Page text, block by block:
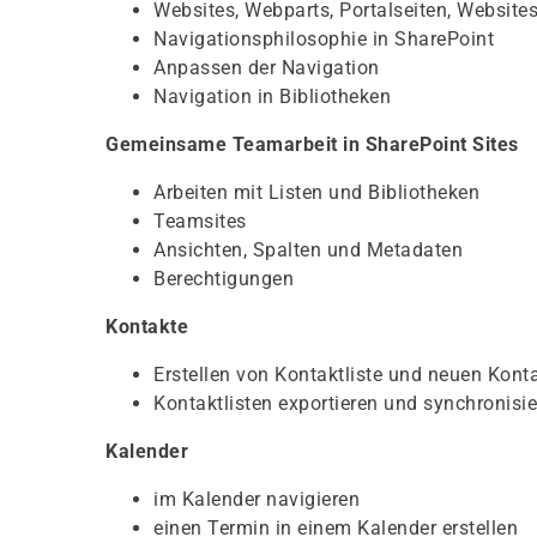
Websites, Webparts, Portalseiten,
Navigationsphilosophie in SharePoint
Anpassen der Navigation
Navigation in Bibliotheken
Gemeinsame Teamarbeit in SharePoint Sites
Arbeiten mit Listen und Bibliotheken
Teamsites
Ansichten, Spalten und Metadaten
Berechtigungen
Kontakte
Erstellen von Kontaktliste und neuen
Kontaktlisten exportieren und
Kalender
im Kalender navigieren
einen Termin in einem Kalender erstellen